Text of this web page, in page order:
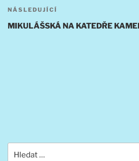
Následující
příspěvek
NÁSLEDUJÍCÍ
MIKULÁŠSKÁ NA KATEDŘE